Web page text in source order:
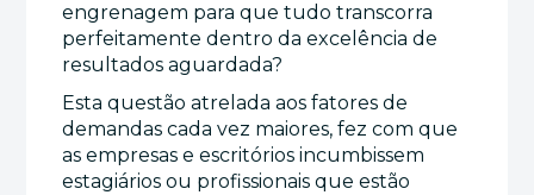
engrenagem para que tudo transcorra
perfeitamente dentro da excelência de
resultados aguardada?
Esta questão atrelada aos fatores de
demandas cada vez maiores, fez com que
as empresas e escritórios incumbissem
estagiários ou profissionais que estão